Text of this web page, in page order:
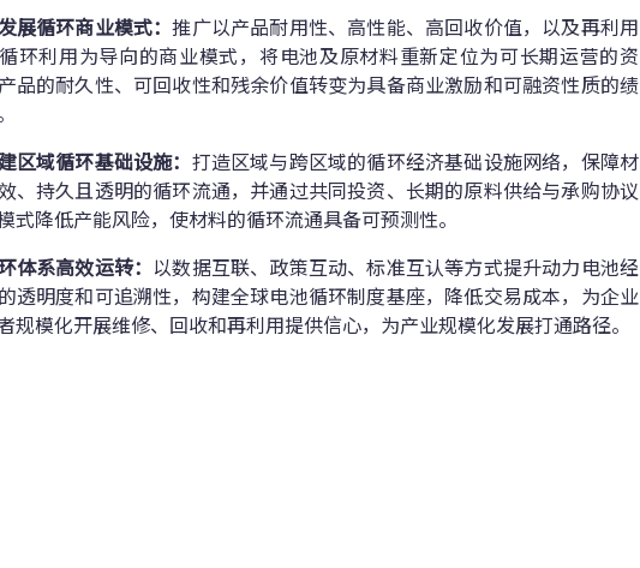
展循环商业模式：推广以产品耐用性、高性能、高回收价值，以及再利用
环利用为导向的商业模式，将电池及原材料重新定位为可长期运营的资
品的耐久性、可回收性和残余价值转变为具备商业激励和可融资性质的绩
区域循环基础设施： 打造区域与跨区域的循环经济基础设施网络，保障材
、持久且透明的循环流通，并通过共同投资、长期的原料供给与承购协议
式降低产能风险，使材料的循环流通具备可预测性。
体系高效运转： 以数据互联、政策互动、标准互认等方式提升动力电池经
透明度和可追溯性，构建全球电池循环制度基座，降低交易成本，为企业
规模化开展维修、回收和再利用提供信心，为产业规模化发展打通路径。